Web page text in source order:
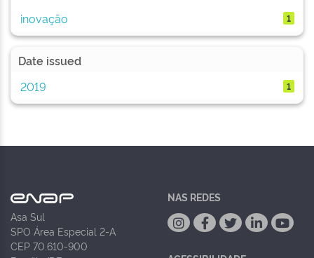
inovação 1
Date issued
2019
1
Asa Sul
SPO Área Especial 2-A
CEP 70.610-900
NAS REDES